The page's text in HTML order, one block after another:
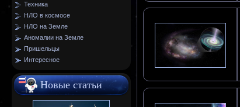
Техника
НЛО в космосе
НЛО на Земле
Аномалии на Земле
Пришельцы
Интересное
Новые статьи